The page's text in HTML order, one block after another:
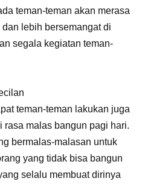
teman-teman akan merasa
lebih bersemangat di
segala kegiatan teman-
teman-teman lakukan juga
rasa malas bangun pagi hari.
bermalas-malasan untuk
yang tidak bisa bangun
selalu membuat dirinya